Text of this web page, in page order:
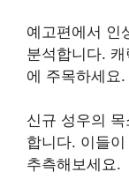
예고편에서 인
분석합니다.
에 주목하세요.
신규 성우의
합니다. 이들
추측해보세요.